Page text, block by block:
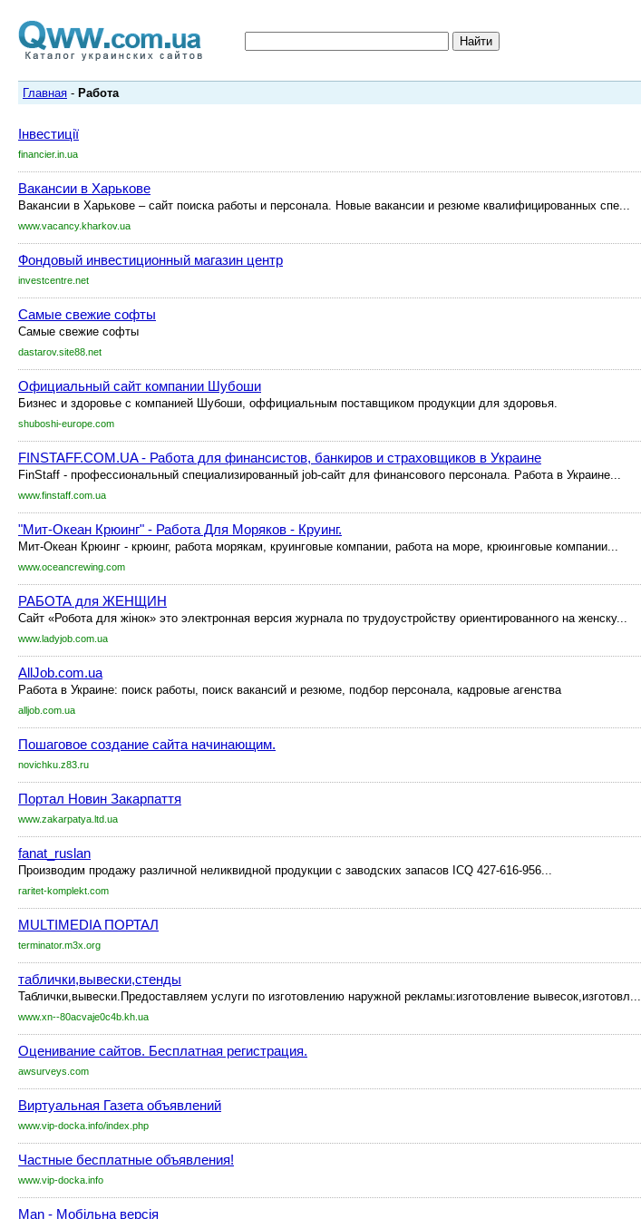
Главная - Работа
Інвестиції
financier.in.ua
Вакансии в Харькове
Вакансии в Харькове – сайт поиска работы и персонала. Новые вакансии и резюме квалифицированных спе...
www.vacancy.kharkov.ua
Фондовый инвестиционный магазин центр
investcentre.net
Самые свежие софты
Самые свежие софты
dastarov.site88.net
Официальный сайт компании Шубоши
Бизнес и здоровье с компанией Шубоши, оффициальным поставщиком продукции для здоровья.
shuboshi-europe.com
FINSTAFF.COM.UA - Работа для финансистов, банкиров и страховщиков в Украине
FinStaff - профессиональный специализированный job-сайт для финансового персонала. Работа в Украине...
www.finstaff.com.ua
"Мит-Океан Крюинг" - Работа Для Моряков - Круинг.
Мит-Океан Крюинг - крюинг, работа морякам, круинговые компании, работа на море, крюинговые компании...
www.oceancrewing.com
РАБОТА для ЖЕНЩИН
Сайт «Робота для жінок» это электронная версия журнала по трудоустройству ориентированного на женску...
www.ladyjob.com.ua
AllJob.com.ua
Работа в Украине: поиск работы, поиск вакансий и резюме, подбор персонала, кадровые агенства
alljob.com.ua
Пошаговое создание сайта начинающим.
novichku.z83.ru
Портал Новин Закарпаття
www.zakarpatya.ltd.ua
fanat_ruslan
Производим продажу различной неликвидной продукции c заводских запасов ICQ 427-616-956...
raritet-komplekt.com
MULTIMEDIA ПОРТАЛ
terminator.m3x.org
таблички,вывески,стенды
Таблички,вывески.Предоставляем услуги по изготовлению наружной рекламы:изготовление вывесок,изготовл...
www.xn--80acvaje0c4b.kh.ua
Оценивание сайтов. Бесплатная регистрация.
awsurveys.com
Виртуальная Газета объявлений
www.vip-docka.info/index.php
Частные бесплатные объявления!
www.vip-docka.info
Man - Мобільна версія